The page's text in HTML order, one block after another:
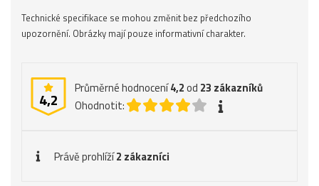
Technické specifikace se mohou změnit bez předchozího
upozornění. Obrázky mají pouze informativní charakter.
4,2
Průměrné hodnocení4,2od 23 zákazníků
Ohodnotit:
Právě prohlíží2 zákazníci